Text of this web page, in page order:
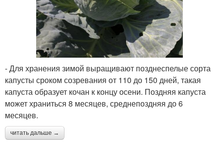
- Для хранения зимой выращивают позднеспелые сорта
капусты сроком созревания от 110 до 150 дней, такая
капуста образует кочан к концу осени. Поздняя капуста
может храниться 8 месяцев, среднепоздняя до 6
месяцев.
читать дальше →